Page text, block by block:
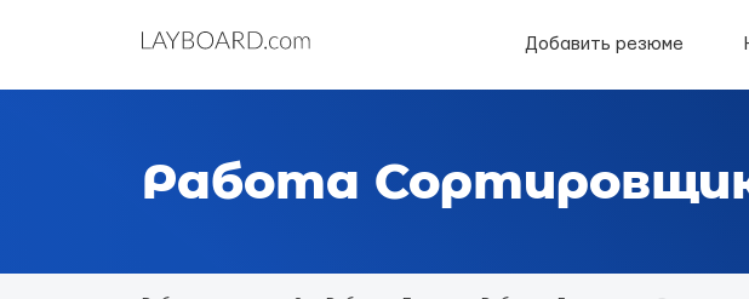
Добавить резюме
Работа